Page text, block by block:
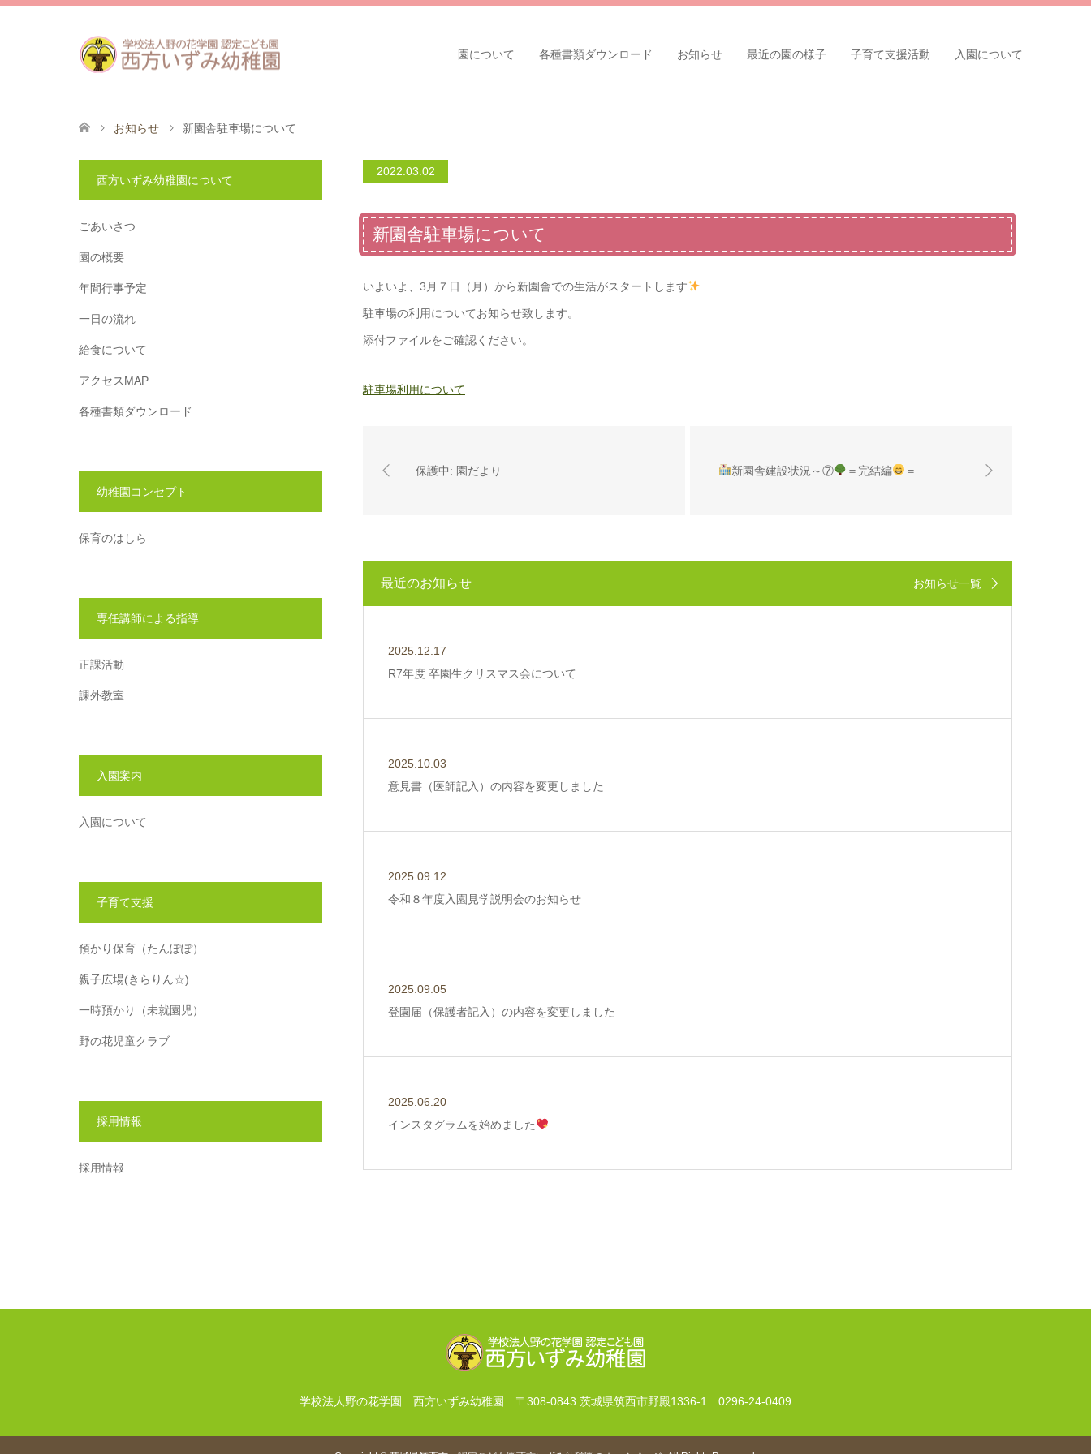
園について 各種書類ダウンロード お知らせ 最近の園の様子 子育て支援活動 入園について
お知らせ 新園舎駐車場について
2022.03.02
新園舎駐車場について
いよいよ、3月７日（月）から新園舎での生活がスタートします
駐車場の利用についてお知らせ致します。
添付ファイルをご確認ください。
駐車場利用について
保護中: 園だより 新園舎建設状況～⑦ ＝完結編 ＝
最近のお知らせ お知らせ一覧
2025.12.17
R7年度 卒園生クリスマス会について
2025.10.03
意見書（医師記入）の内容を変更しました
2025.09.12
令和８年度入園見学説明会のお知らせ
2025.09.05
登園届（保護者記入）の内容を変更しました
2025.06.20
インスタグラムを始めました
西方いずみ幼稚園について
ごあいさつ
園の概要
年間行事予定
一日の流れ
給食について
アクセスMAP
各種書類ダウンロード
幼稚園コンセプト
保育のはしら
専任講師による指導
正課活動
課外教室
入園案内
入園について
子育て支援
預かり保育（たんぽぽ）
親子広場(きらりん☆)
一時預かり（未就園児）
野の花児童クラブ
採用情報
採用情報
学校法人野の花学園 西方いずみ幼稚園 〒308-0843 茨城県筑西市野殿1336-1 0296-24-0409